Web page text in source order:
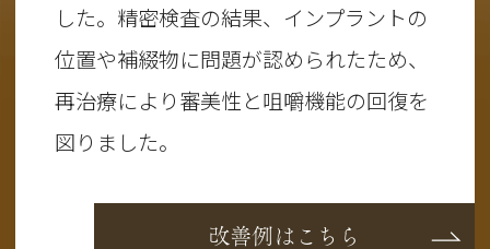
した。精密検査の結果、インプラントの
位置や補綴物に問題が認められたため、
再治療により審美性と咀嚼機能の回復を
図りました。
改善例はこちら